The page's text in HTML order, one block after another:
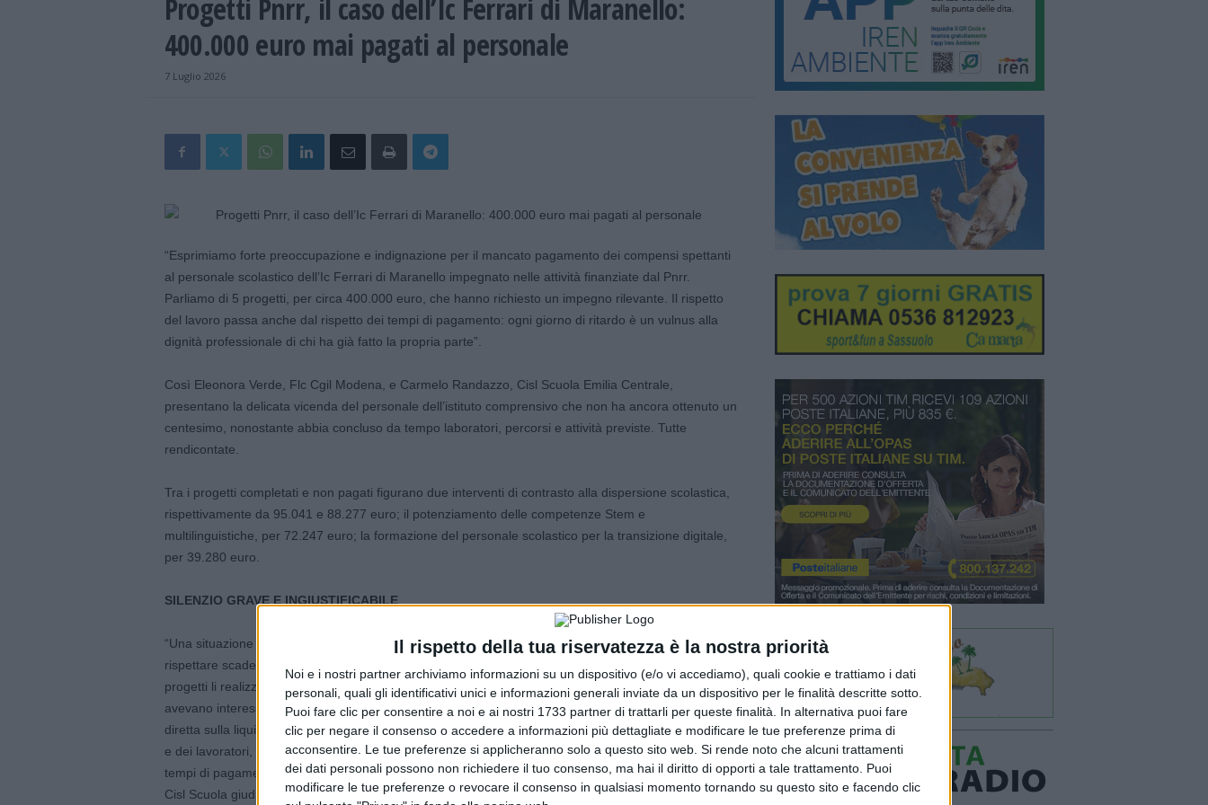
Il rispetto della tua riservatezza è la nostra priorità
Noi e i nostri partner archiviamo informazioni su un dispositivo (e/o vi accediamo), quali cookie e trattiamo i dati
personali, quali gli identificativi unici e informazioni generali inviate da un dispositivo per le finalità descritte sotto.
Puoi fare clic per consentire a noi e ai nostri 1733 partner di trattarli per queste finalità. In alternativa puoi fare
clic per negare il consenso o accedere a informazioni più dettagliate e modificare le tue preferenze prima di
acconsentire. Le tue preferenze si applicheranno solo a questo sito web. Si rende noto che alcuni trattamenti
dei dati personali possono non richiedere il tuo consenso, ma hai il diritto di opporti a tale trattamento. Puoi
modificare le tue preferenze o revocare il consenso in qualsiasi momento tornando su questo sito e facendo clic
Progetti Pnrr, il caso dell’Ic Ferrari di Maranello:
400.000 euro mai pagati al personale
7 Luglio 2026
“Esprimiamo forte preoccupazione e indignazione per il mancato pagamento dei compensi spettanti
al personale scolastico dell’Ic Ferrari di Maranello impegnato nelle attività finanziate dal Pnrr.
Parliamo di 5 progetti, per circa 400.000 euro, che hanno richiesto un impegno rilevante. Il rispetto
del lavoro passa anche dal rispetto dei tempi di pagamento: ogni giorno di ritardo è un vulnus alla
dignità professionale di chi ha già fatto la propria parte”.
Così Eleonora Verde, Flc Cgil Modena, e Carmelo Randazzo, Cisl Scuola Emilia Centrale,
presentano la delicata vicenda del personale dell’istituto comprensivo che non ha ancora ottenuto un
centesimo, nonostante abbia concluso da tempo laboratori, percorsi e attività previste. Tutte
rendicontate.
Tra i progetti completati e non pagati figurano due interventi di contrasto alla dispersione scolastica,
rispettivamente da 95.041 e 88.277 euro; il potenziamento delle competenze Stem e
multilinguistiche, per 72.247 euro; la formazione del personale scolastico per la transizione digitale,
per 39.280 euro.
SILENZIO GRAVE E INGIUSTIFICABILE
“Una situazione grave, che rischia di trasformarsi nell’ennesimo segnale di una scuola chiamata a
rispettare scadenze sempre più stringenti, ma incapace poi di garantire il pagamento di chi quei
progetti li realizza concretamente”, proseguono i due sindacalisti. Il 24 giugno Flc Cgil e Cisl Scuola
avevano interessato l’Ufficio Scolastico Provinciale, ben sapendo che l’Usp non avesse competenza
diretta sulla liquidazione dei compensi ma ritenendo utile rappresentare il malessere delle lavoratrici
e dei lavoratori, richiamare l’attenzione istituzionale e sollecitare ogni intervento utile a sbloccare i
tempi di pagamento. A quella segnalazione non è seguito alcun riscontro. Un silenzio che Flc Cgil e
Cisl Scuola giudicano “grave, ingiustificabile e irrispettoso verso chi attende da mesi il riconoscimento